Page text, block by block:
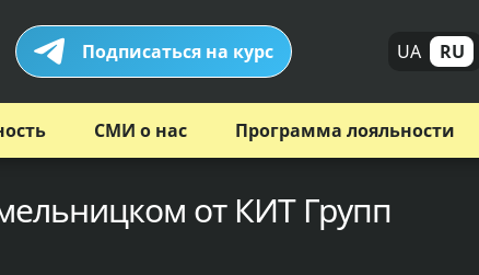
Подписаться на курс UA RU
СМИ о нас Программа лояльности
от КИТ Групп